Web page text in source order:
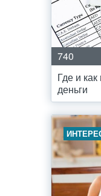
740
Где и
деньги